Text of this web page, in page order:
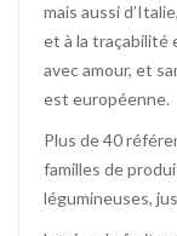
mais aussi
et à la traçabilité
avec amour, et
est européenne.
Plus de 40
familles de
légumineuses,